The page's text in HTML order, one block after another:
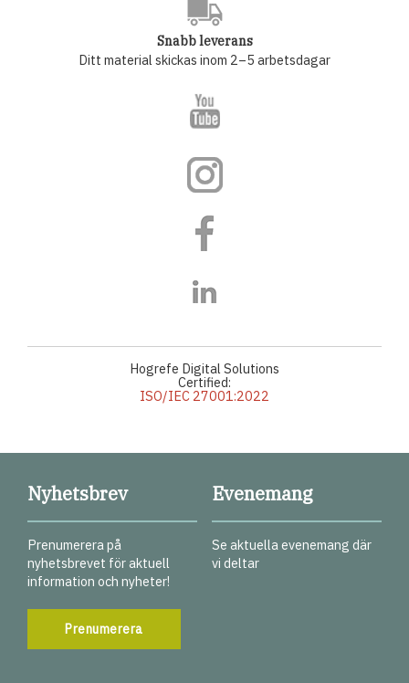
Snabb leverans
Ditt material skickas inom 2–5 arbetsdagar
Hogrefe Digital Solutions
Certified:
ISO/IEC 27001:2022
Nyhetsbrev
Prenumerera på
nyhetsbrevet för aktuell
information och nyheter!
Prenumerera
Evenemang
Se aktuella evenemang där
vi deltar